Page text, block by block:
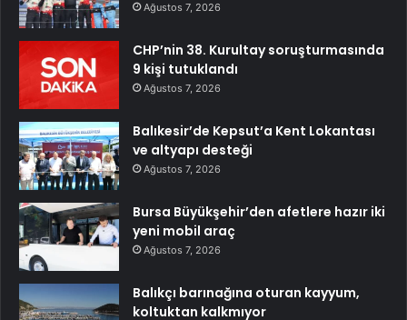
Ağustos 7, 2026
CHP’nin 38. Kurultay soruşturmasında
9 kişi tutuklandı
Ağustos 7, 2026
Balıkesir’de Kepsut’a Kent Lokantası
ve altyapı desteği
Ağustos 7, 2026
Bursa Büyükşehir’den afetlere hazır iki
yeni mobil araç
Ağustos 7, 2026
Balıkçı barınağına oturan kayyum,
koltuktan kalkmıyor